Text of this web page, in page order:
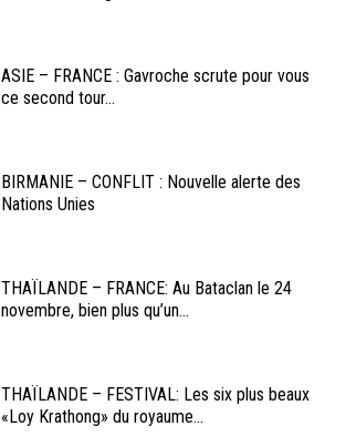
ASIE – FRANCE : Gavroche scrute pour vous
ce second tour...
BIRMANIE – CONFLIT : Nouvelle alerte des
Nations Unies
THAÏLANDE – FRANCE: Au Bataclan le 24
novembre, bien plus qu’un...
THAÏLANDE – FESTIVAL: Les six plus beaux
«Loy Krathong» du royaume...